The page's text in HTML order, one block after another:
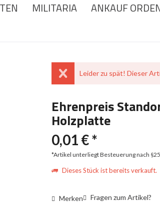
MILITARIA ANKAUF
Leider zu spät! Dieser
Ehrenpreis
Holzplatte
0,01 € *
*Artikel unterliegt Besteuerung nach
Dieses Stück ist bereits verkauft.
Merken Fragen zum Artikel?